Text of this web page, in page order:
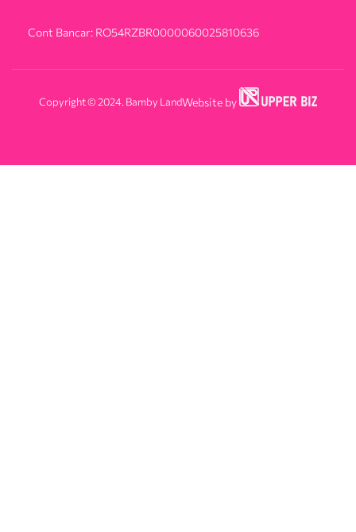
Cont Bancar: RO54RZBR0000060025810636
Copyright © 2024. Bamby LandWebsite by